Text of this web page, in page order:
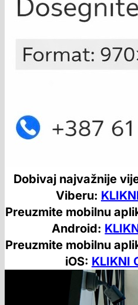
Dobivaj najvažnije
Viberu:
Preuzmite mobilnu
Android:
Preuzmite mobilnu
iOS: KLIKNI